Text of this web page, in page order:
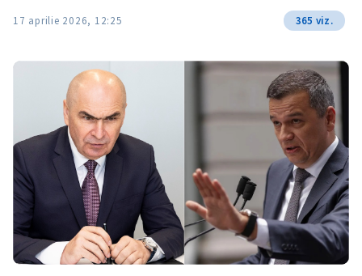
17 aprilie 2026, 12:25 365 viz.